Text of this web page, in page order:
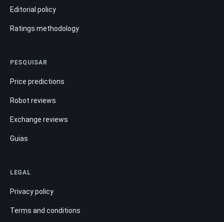
Editorial policy
Ratings methodology
PESQUISAR
Price predictions
Robot reviews
Exchange reviews
Guias
LEGAL
Privacy policy
Terms and conditions